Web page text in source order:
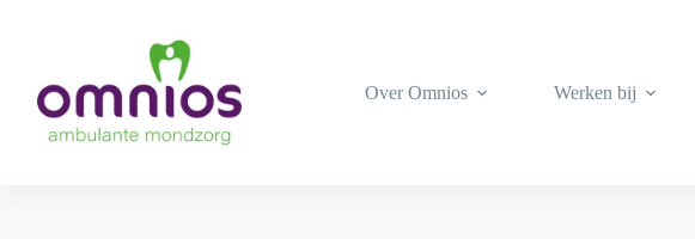
Over Omnios
Werken bij